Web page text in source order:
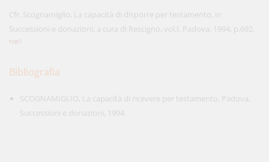
Cfr. Scognamiglio, La capacità di disporre per testamento, in
Successioni e donazioni, a cura di Rescigno, vol.I, Padova, 1994, p.692.
top1
Bibliografia
SCOGNAMIGLIO, La capacità di ricevere per testamento, Padova,
Successioni e donazioni, 1994